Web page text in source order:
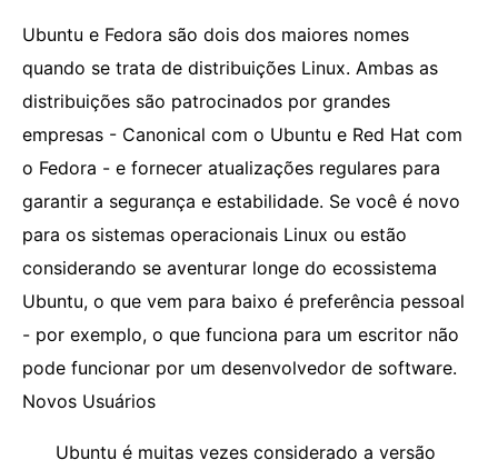
Ubuntu e Fedora são dois dos maiores nomes
quando se trata de distribuições Linux. Ambas as
distribuições são patrocinados por grandes
empresas - Canonical com o Ubuntu e Red Hat com
o Fedora - e fornecer atualizações regulares para
garantir a segurança e estabilidade. Se você é novo
para os sistemas operacionais Linux ou estão
considerando se aventurar longe do ecossistema
Ubuntu, o que vem para baixo é preferência pessoal
- por exemplo, o que funciona para um escritor não
pode funcionar por um desenvolvedor de software.
Novos Usuários
Ubuntu é muitas vezes considerado a versão